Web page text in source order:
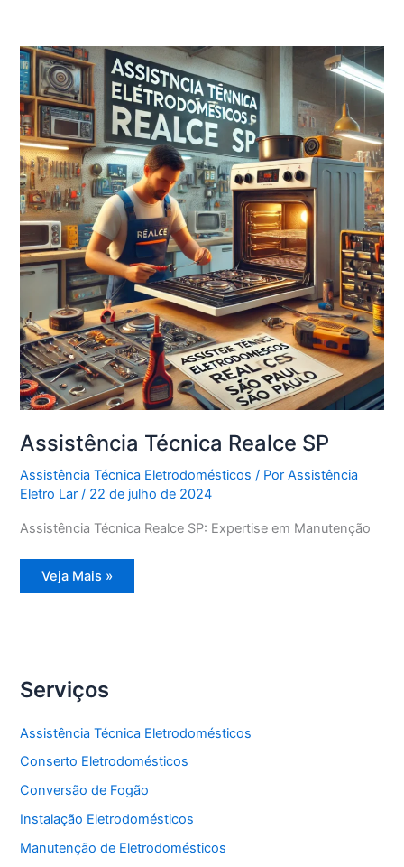
Assistência Técnica Realce SP
Assistência Técnica Eletrodomésticos / PorAssistência
Eletro Lar/ 22 de julho de 2024
Assistência Técnica Realce SP: Expertise em Manutenção
Assistência
Técnica
Veja Mais »
Serviços
Assistência Técnica Eletrodomésticos
Conserto Eletrodomésticos
Conversão de Fogão
Instalação Eletrodomésticos
Manutenção de Eletrodomésticos